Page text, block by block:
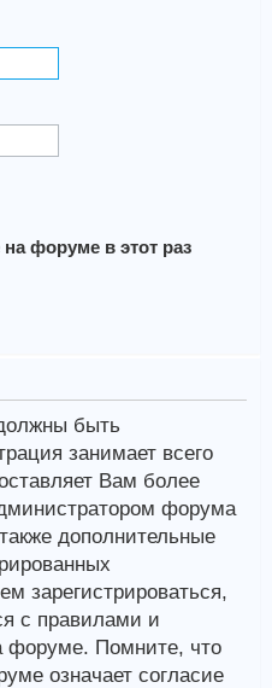
форуме в этот раз
быть
занимает всего
Вам более
форума
дополнительные
зарегистрироваться,
с правилами и
форуме. Помните, что
означает согласие